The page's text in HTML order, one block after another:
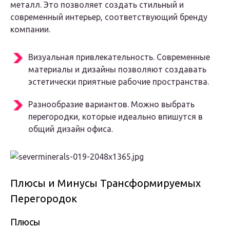
металл. Это позволяет создать стильный и
современный интерьер, соответствующий бренду
компании.
Визуальная привлекательность. Современные
материалы и дизайны позволяют создавать
эстетически приятные рабочие пространства.
Разнообразие вариантов. Можно выбрать
перегородки, которые идеально впишутся в
общий дизайн офиса.
Плюсы и Минусы Трансформируемых
Перегородок
Плюсы